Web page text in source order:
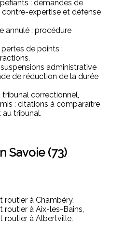
: demandes de
expertise et défense
annulé : procédure
de points :
administrative
de réduction de la durée
tribunal correctionnel,
: citations à comparaître
tribunal.
Savoie (73)
routier à Chambéry,
routier à Aix-les-Bains,
routier à Albertville.